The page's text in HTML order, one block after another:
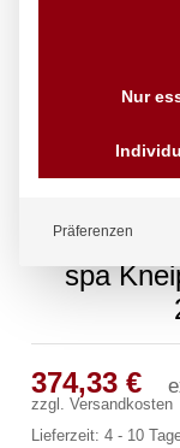
spa
374,33€
zzgl.Versandkosten
Lieferzeit:4 - 10
Nur
Präferenzen